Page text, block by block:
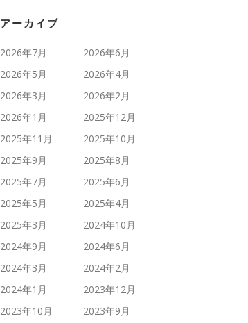
アーカイブ
2026年7月
2026年6月
2026年5月
2026年4月
2026年3月
2026年2月
2026年1月
2025年12月
2025年11月
2025年10月
2025年9月
2025年8月
2025年7月
2025年6月
2025年5月
2025年4月
2025年3月
2024年10月
2024年9月
2024年6月
2024年3月
2024年2月
2024年1月
2023年12月
2023年10月
2023年9月